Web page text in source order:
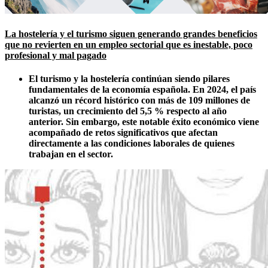
La hostelería y el turismo siguen generando grandes beneficios
que no revierten en un empleo sectorial que es inestable, poco
profesional y mal pagado
El turismo y la hostelería continúan siendo pilares
fundamentales de la economía española. En 2024, el país
alcanzó un récord histórico con más de 109 millones de
turistas, un crecimiento del 5,5 % respecto al año
anterior. Sin embargo, este notable éxito económico viene
acompañado de retos significativos que afectan
directamente a las condiciones laborales de quienes
trabajan en el sector.